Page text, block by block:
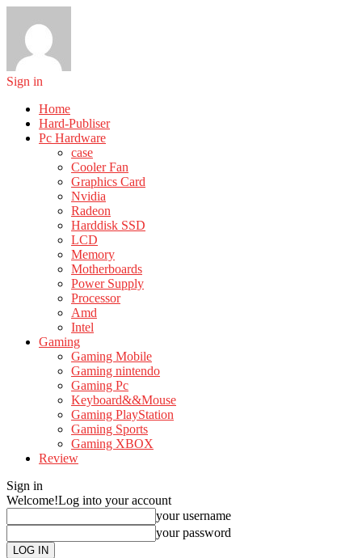
Sign in
Home
Hard-Publiser
Pc Hardware
case
Cooler Fan
Graphics Card
Nvidia
Radeon
Harddisk SSD
LCD
Memory
Motherboards
Power Supply
Processor
Amd
Intel
Gaming
Gaming Mobile
Gaming nintendo
Gaming Pc
Keyboard&&Mouse
Gaming PlayStation
Gaming Sports
Gaming XBOX
Review
Sign in
Welcome!Log into your account
your username
your password